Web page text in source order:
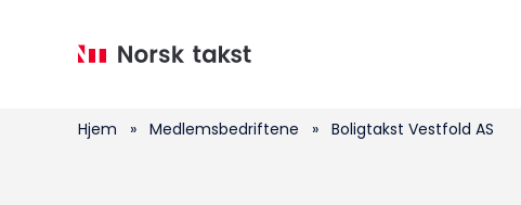
Hjem » Medlemsbedriftene » Boligtakst Vestfold AS